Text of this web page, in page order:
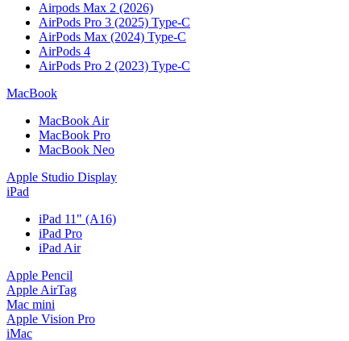
Airpods Max 2 (2026)
AirPods Pro 3 (2025) Type-C
AirPods Max (2024) Type-C
AirPods 4
AirPods Pro 2 (2023) Type-C
MacBook
MacBook Air
MacBook Pro
MacBook Neo
Apple Studio Display
iPad
iPad 11" (A16)
iPad Pro
iPad Air
Apple Pencil
Apple AirTag
Mac mini
Apple Vision Pro
iMac